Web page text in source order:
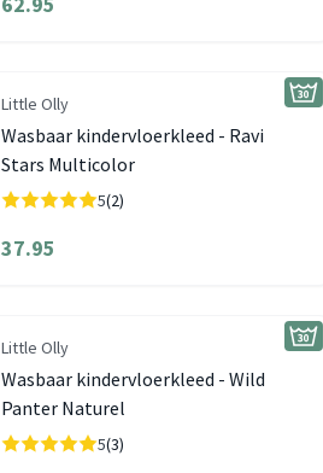
Little Olly
Wasbaar kindervloerkleed - Ravi
Stars Multicolor
5(2)
37.95
Little Olly
Wasbaar kindervloerkleed - Wild
Panter Naturel
5(3)